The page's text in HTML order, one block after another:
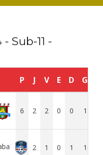
Sub-11 -
P J V E D GP
6 2 2 0 0 11
3 2 1 0 1 16